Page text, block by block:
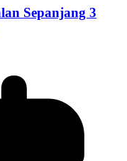
Sepanjang 3